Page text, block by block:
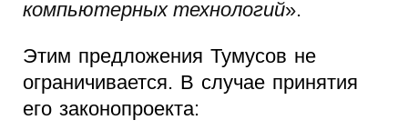
компьютерных технологий».
Этим предложения Тумусов не
ограничивается. В случае принятия
его законопроекта: